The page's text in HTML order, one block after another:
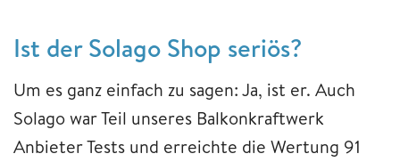
Ist der Solago Shop seriös?
Um es ganz einfach zu sagen: Ja, ist er. Auch
Solago war Teil unseres Balkonkraftwerk
Anbieter Tests und erreichte die Wertung 91